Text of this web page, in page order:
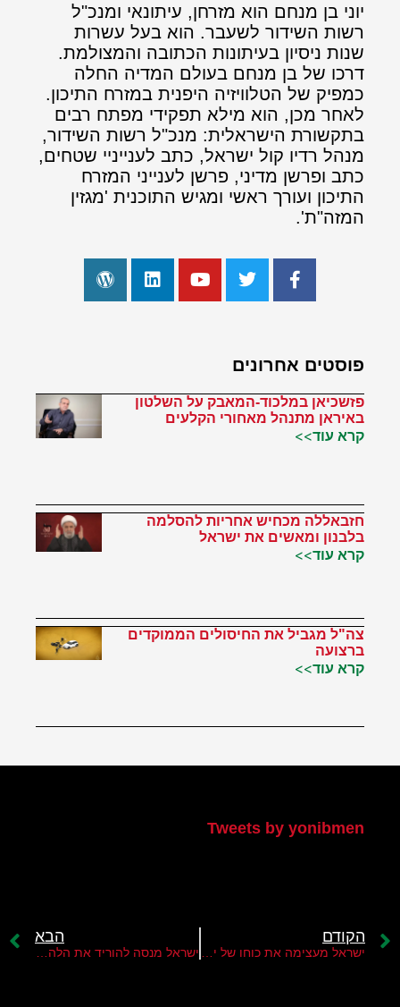
יוני בן מנחם הוא מזרחן, עיתונאי ומנכ"ל
רשות השידור לשעבר. הוא בעל עשרות
שנות ניסיון בעיתונות הכתובה והמצולמת.
דרכו של בן מנחם בעולם המדיה החלה
כמפיק של הטלוויזיה היפנית במזרח התיכון.
לאחר מכן, הוא מילא תפקידי מפתח רבים
בתקשורת הישראלית: מנכ"ל רשות השידור,
מנהל רדיו קול ישראל, כתב לענייניי שטחים,
כתב ופרשן מדיני, פרשן לענייני המזרח
התיכון ועורך ראשי ומגיש התוכנית 'מגזין
המזה"ת'.
פוסטים אחרונים
פזשכיאן במלכוד-המאבק על השלטון
באיראן מתנהל מאחורי הקלעים
קרא עוד>>
חזבאללה מכחיש אחריות להסלמה
בלבנון ומאשים את ישראל
קרא עוד>>
צה"ל מגביל את החיסולים הממוקדים
ברצועה
קרא עוד>>
Tweets by yonibmen
הקודם הבא